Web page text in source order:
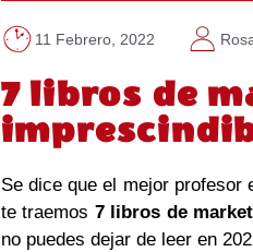
11 Febrero, 2022
7 libros de
Se dice que el mejor profesor
te traemos 7 libros de
no puedes dejar de leer en